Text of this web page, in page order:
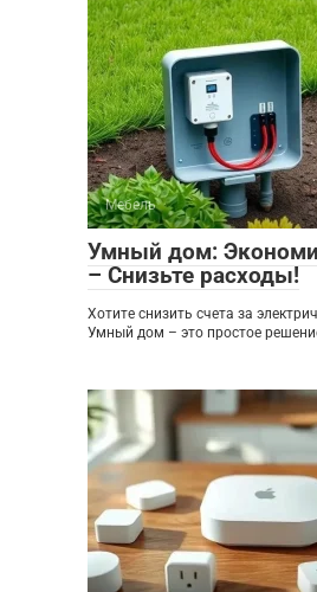
Мебель
Умный дом:
– Снизьте расходы!
Хотите снизить счета за
Умный дом – это простое